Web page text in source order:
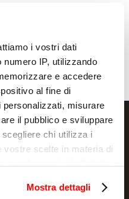
i vostri dati
IP, utilizzando
e accedere
al fine di
personalizzati, misurare
il pubblico e sviluppare
chi utilizza i
scelte in materia di
consenso in qualsiasi
Mostra dettagli
in your email